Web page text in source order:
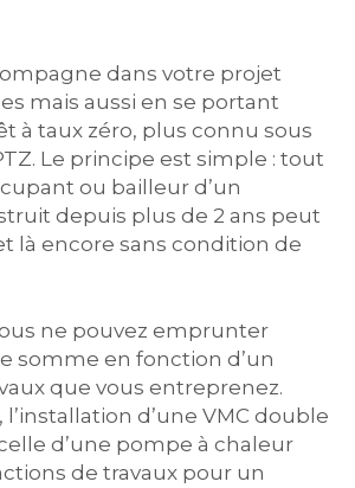
dans votre projet
mais aussi en se portant
à taux zéro, plus connu sous
Le principe est simple : tout
ou bailleur d’un
depuis plus de 2 ans peut
là encore sans condition de
ne pouvez emprunter
somme en fonction d’un
que vous entreprenez.
l’installation d’une VMC double
d’une pompe à chaleur
de travaux pour un